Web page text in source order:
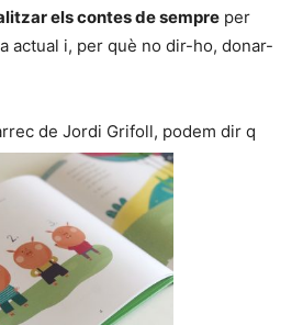
els contes de sempre per
actual i, per què no dir-ho, donar-
de Jordi Grifoll, podem dir q